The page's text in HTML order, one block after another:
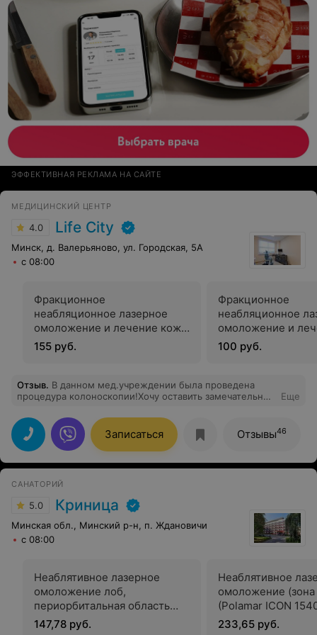
ЭФФЕКТИВНАЯ РЕКЛАМА НА САЙТЕ
МЕДИЦИНСКИЙ ЦЕНТР
4.0 Life City
Минск, д. Валерьяново, ул. Городская, 5А
с 08:00
Фракционное
неабляционное лазерное
омоложение и лечение кожи
лица
155 руб.
Фракционное
неабляционное
омоложение и
периорбитальной
100 руб.
Отзыв. В данном мед.учреждении была проведена
процедура колоноскопии!Хочу оставить замечательный
колоноскопии,мед.регистраторов на рецепции!Очень
боялась,поскольку впервые выполнялась данная
процедура!Все прошло легко и быстро!Спасибо Вам!
Еще
Записаться Отзывы46
САНАТОРИЙ
5.0 Криница
Минская обл., Минский р-н, п. Ждановичи
с 08:00
Неаблятивное лазерное
омоложение лоб,
периорбитальная область
(глаза), щеки,
147,78 руб.
Неаблятивное
омоложение (зона
(Polamar ICON
233,65 руб.